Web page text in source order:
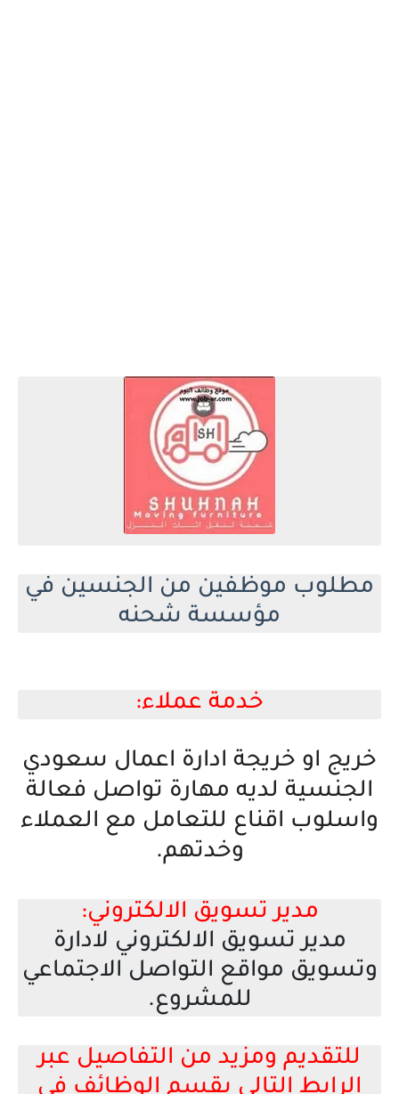
مطلوب موظفين من الجنسين في
مؤسسة شحنه
خدمة عملاء:
خريج او خريجة ادارة اعمال سعودي
الجنسية لديه مهارة تواصل فعالة
واسلوب اقناع للتعامل مع العملاء
وخدتهم.
مدير تسويق الالكتروني:
مدير تسويق الالكتروني لادارة
وتسويق مواقع التواصل الاجتماعي
للمشروع.
للتقديم ومزيد من التفاصيل عبر
الرابط التالي بقسم الوظائف في